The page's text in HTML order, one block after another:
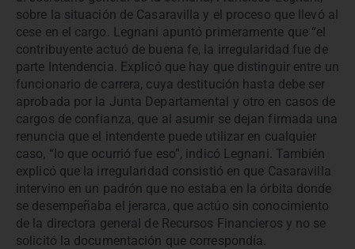
sobre la situación de Casaravilla y el proceso que llevó al
cese en el cargo. Legnani apuntó primeramente que “el
contribuyente actuó de buena fe, la irregularidad fue de
parte Intendencia. Explicó que hay que distinguir entre un
funcionario de carrera, cuya destitución hasta debe ser
aprobada por la Junta Departamental y otro en casos de
cargos de confianza, que al asumir se dejan firmada una
renuncia que el intendente puede utilizar en cualquier
caso, “lo que ocurrió fue eso”, indicó Legnani. También
explicó que la irregularidad consistió en que Casaravilla
intervino en un padrón que no estaba en la órbita donde
se desempeñaba el jerarca, que actúo sin conocimiento
de la directora general de Recursos Financieros y no se
solicitó la documentación que correspondía.